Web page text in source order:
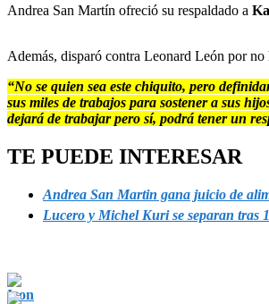
Andrea San Martín ofreció su respaldado a
Además, disparó contra Leonard León por no
“No se quien sea este chiquito, pero
sus miles de trabajos para sostener a sus
dejará de trabajar pero sí, podrá tener un
TE PUEDE INTERESAR
Andrea San Martin gana juicio de
Lucero y Michel Kuri se separan tras